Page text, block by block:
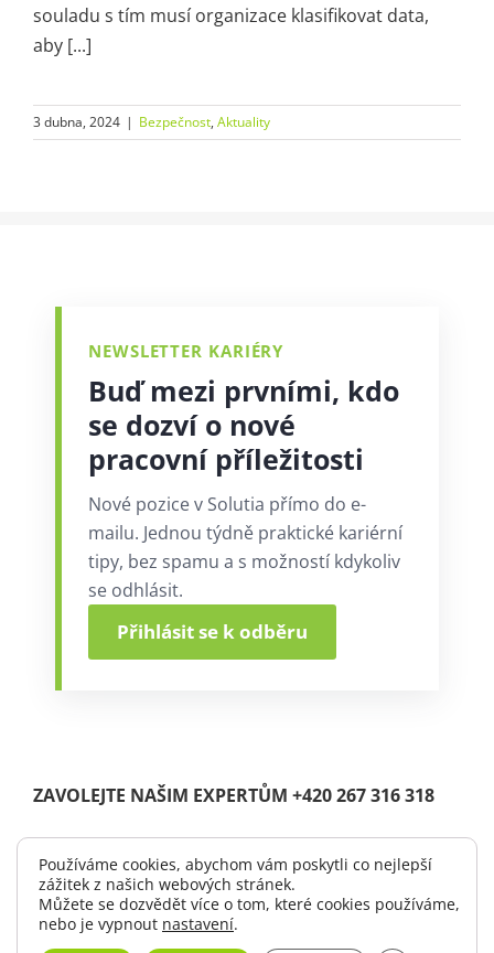
souladu s tím musí organizace klasifikovat data,
aby [...]
3 dubna, 2024 | Bezpečnost, Aktuality
NEWSLETTER KARIÉRY
Buď mezi prvními, kdo
se dozví o nové
pracovní příležitosti
Nové pozice v Solutia přímo do e-
mailu. Jednou týdně praktické kariérní
tipy, bez spamu a s možností kdykoliv
se odhlásit.
Přihlásit se k odběru
ZAVOLEJTE NAŠIM EXPERTŮM +420 267 316 318
© Copyright 2004 -2026 | Solutia s.r.o.| All Rights Reserved.
|Logo ke stažení
Používáme cookies, abychom vám poskytli co nejlepší
zážitek z našich webových stránek.
Můžete se dozvědět více o tom, které cookies používáme,
nebo je vypnout nastavení.